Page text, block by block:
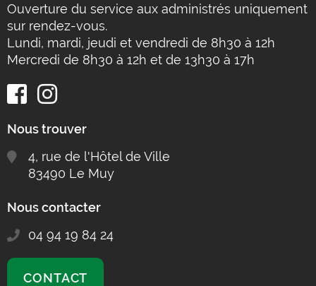
Ouverture du service aux administrés uniquement
sur rendez-vous.
Lundi, mardi, jeudi et vendredi de 8h30 à 12h
Mercredi de 8h30 à 12h et de 13h30 à 17h
Nous trouver
4, rue de l'Hôtel de Ville
83490 Le Muy
Nous contacter
04 94 19 84 24
CONTACT